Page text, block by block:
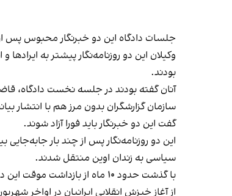
جلسات دادگاه این دو خبرنگار محبوس پس
وکیلان این دو روزنامه‌نگار پیشتر به
بودند.
آنان گفته بودند در جلسه نخست دادگاه،
سازمان گزارشگران بدون مرز هم با انتشار
گفت این دو خبرنگار باید فورا آزاد شوند.
این دو روزنامه‌نگار پس از چند بار
سیاسی به زندان اوین منتقل شدند.
با گذشت حدود ۱۰ ماه از بازداشت موقت این دو روزنامه‌نگار، آن‌ها همچنان در زندان هستند.
از آغاز خیزش انقلابی ایرانیان در اواخر شهریور سال گذشته، بیش از ۷۰ روزنامه‌نگار بازداشت و تعدادی از